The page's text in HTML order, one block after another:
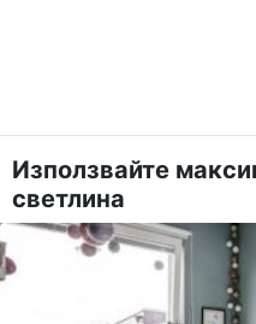
Използвайте
светлина